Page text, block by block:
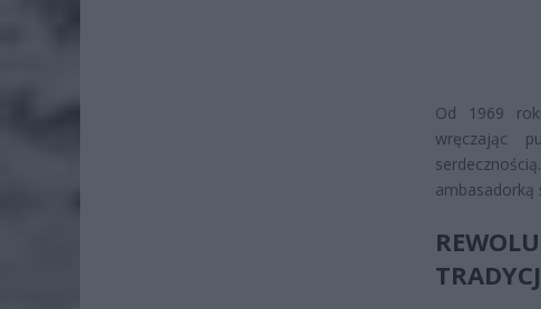
Od 1969
wręczając
ambasadorką